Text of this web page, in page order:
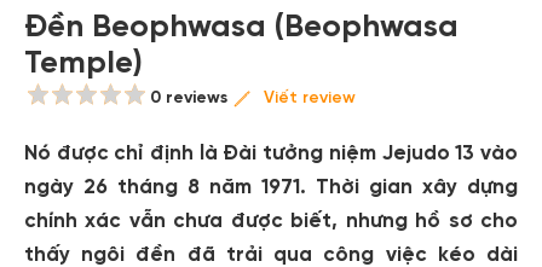
Đền Beophwasa (Beophwasa
Temple)
0 reviews Viết review
Nó được chỉ định là Đài tưởng niệm Jejudo 13 vào
ngày 26 tháng 8 năm 1971. Thời gian xây dựng
chính xác vẫn chưa được biết, nhưng hồ sơ cho
thấy ngôi đền đã trải qua công việc kéo dài